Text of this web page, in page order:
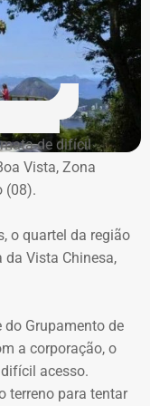
sobre a morte de uma
nove perfis;
especializados
foram
Bombeiros, o
trecho da
pagode chinês da
fica dentro
de difícil
Vista, Zona
(08).
o quartel da região
Vista Chinesa,
Grupamento de
a corporação, o
acesso.
terreno para tentar